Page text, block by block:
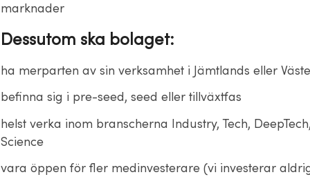
marknader
Dessutom ska bolaget:
ha merparten av sin verksamhet i Jämtlands eller
befinna sig i pre-seed, seed eller tillväxtfas
helst verka inom branscherna Industry, Tech,
Science
vara öppen för fler medinvesterare (vi investerar